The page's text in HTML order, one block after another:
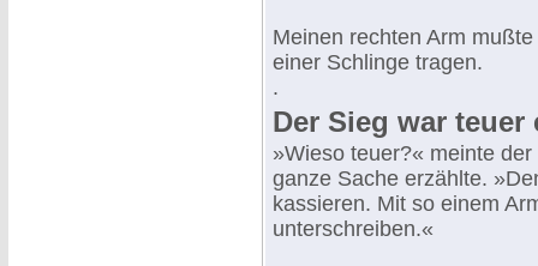
Meinen rechten Arm
einer Schlinge tragen.
.
Der Sieg war teuer
»Wieso teuer?« meinte
ganze Sache erzählte.
kassieren. Mit so einem
unterschreiben.«